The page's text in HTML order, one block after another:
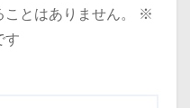
とはありません。
※
す